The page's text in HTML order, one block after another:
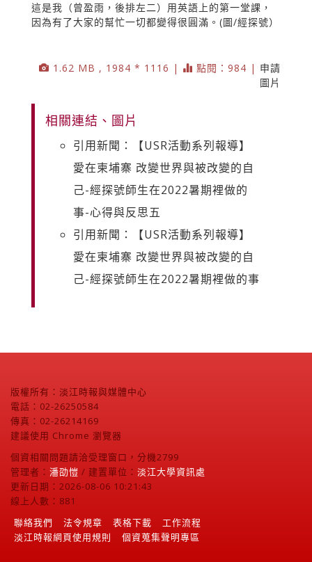
這是我（曾盈雨，後排左二）用英語上的第一堂課，
因為有了大家的幫忙一切都變得很圓滿。(圖/經探號）
1.62 MB , 1984 * 1116 | 點閱：984 | 申請
圖片
相關連結、圖片
引用新聞：【USR活動系列報導】
愛在柬埔寨 改變世界與被改變的自
己-經探號師生在2022暑期裡做的
事-心得與反思五
引用新聞：【USR活動系列報導】
愛在柬埔寨 改變世界與被改變的自
己-經探號師生在2022暑期裡做的事
版權所有：淡江時報與媒體中心
電話：02-26250584
傳真：02-26214169
建議使用 Chrome 瀏覽器
個資相關問題請洽受理窗口，分機2799
管理者： 潘劭愷 / 建置單位： 淡江大學資訊處
更新日期：2026-08-06 10:21:43
線上人數：881
聯絡我們
法令規章 表格下載
工作流程
淡江時報網頁使用規則
個資蒐集聲明專區